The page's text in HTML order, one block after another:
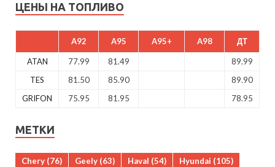
ЦЕНЫ НА ТОПЛИВО
A92 A95 A95+ A98 ДТ
ATAN 77.99 81.49
89.99
TES
81.50 85.90
89.90
GRIFON
75.95 81.95 78.95
МЕТКИ
Chery (76) Geely (63) Haval (54) Hyundai (105)